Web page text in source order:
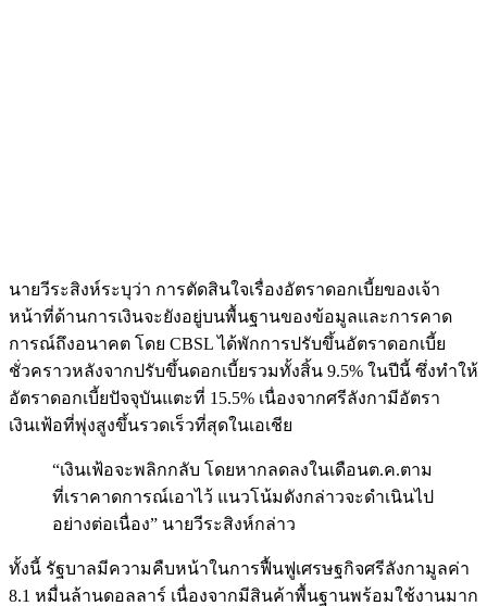
นายวีระสิงห์ระบุว่า การตัดสินใจเรื่องอัตราดอกเบี้ยของเจ้า
หน้าที่ด้านการเงินจะยังอยู่บนพื้นฐานของข้อมูลและการคาด
การณ์ถึงอนาคต โดย CBSL ได้พักการปรับขึ้นอัตราดอกเบี้ย
ชั่วคราวหลังจากปรับขึ้นดอกเบี้ยรวมทั้งสิ้น 9.5% ในปีนี้ ซึ่งทำให้
อัตราดอกเบี้ยปัจจุบันแตะที่ 15.5% เนื่องจากศรีลังกามีอัตรา
เงินเฟ้อที่พุ่งสูงขึ้นรวดเร็วที่สุดในเอเชีย
“เงินเฟ้อจะพลิกกลับ โดยหากลดลงในเดือนต.ค.ตาม
ที่เราคาดการณ์เอาไว้ แนวโน้มดังกล่าวจะดำเนินไป
อย่างต่อเนื่อง” นายวีระสิงห์กล่าว
ทั้งนี้ รัฐบาลมีความคืบหน้าในการฟื้นฟูเศรษฐกิจศรีลังกามูลค่า
8.1 หมื่นล้านดอลลาร์ เนื่องจากมีสินค้าพื้นฐานพร้อมใช้งานมาก